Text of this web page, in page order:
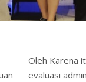
Oleh Karena
evaluasi